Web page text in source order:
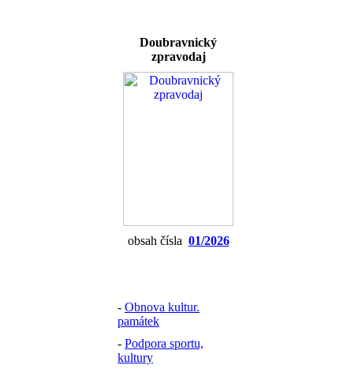
Doubravnický
zpravodaj
obsah čísla 01/2026
- Obnova kultur.
památek
- Podpora sportu,
kultury